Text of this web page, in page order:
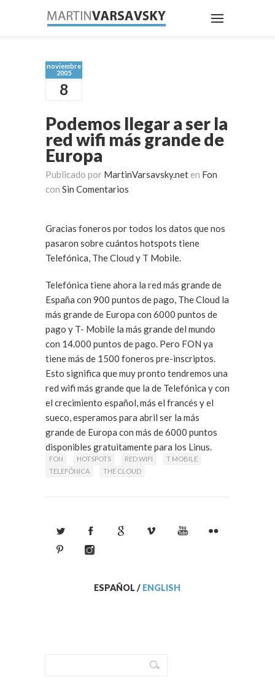
noviembre
2005
8
Podemos llegar a ser la
red wifi más grande de
Europa
Publicado por MartinVarsavsky.net en Fon
con Sin Comentarios
Gracias foneros por todos los datos que nos
pasaron sobre cuántos hotspots tiene
Telefónica, The Cloud y T Mobile.
Telefónica tiene ahora la red más grande de
España con 900 puntos de pago, The Cloud la
más grande de Europa con 6000 puntos de
pago y T- Mobile la más grande del mundo
con 14.000 puntos de pago. Pero FON ya
tiene más de 1500 foneros pre-inscriptos.
Esto significa que muy pronto tendremos una
red wifi más grande que la de Telefónica y con
el crecimiento español, más el francés y el
sueco, esperamos para abril ser la más
grande de Europa con más de 6000 puntos
disponibles gratuitamente para los Linus.
FON HOTSPOTS RED WIFI
T MOBILE
TELEFÓNICA
THE CLOUD
ESPAÑOL / ENGLISH